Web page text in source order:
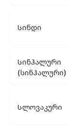
Სინდი
Სინჰალური
(სინჰალური)
Სლოვაკური